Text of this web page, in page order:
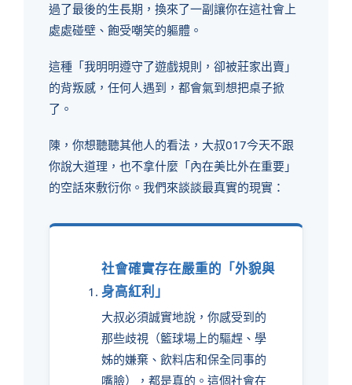
過了最後的生長期，換來了一副讓你在這社會上
處處碰壁、飽受嘲笑的軀體。
這種「我明明遵守了遊戲規則，卻被莊家出賣」
的背叛感，任何人遇到，都會氣到想把桌子掀
了。
陳，你想聽聽其他人的看法，大叔017今天不跟
你說大道理，也不拿什麼「內在美比外在重要」
的空話來敷衍你。我們來談談最真實的現實：
社會確實存在嚴重的「外貌與
身高紅利」
大叔必須誠實地說，你感受到的
那些歧視（籃球場上的驅趕、學
姊的嫌棄、飲料店和保全同事的
嘴臉），都是真的。這個社會在